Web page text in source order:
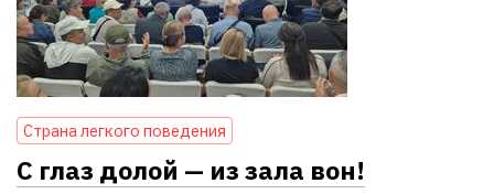
Страна легкого поведения
С глаз долой — из зала вон!